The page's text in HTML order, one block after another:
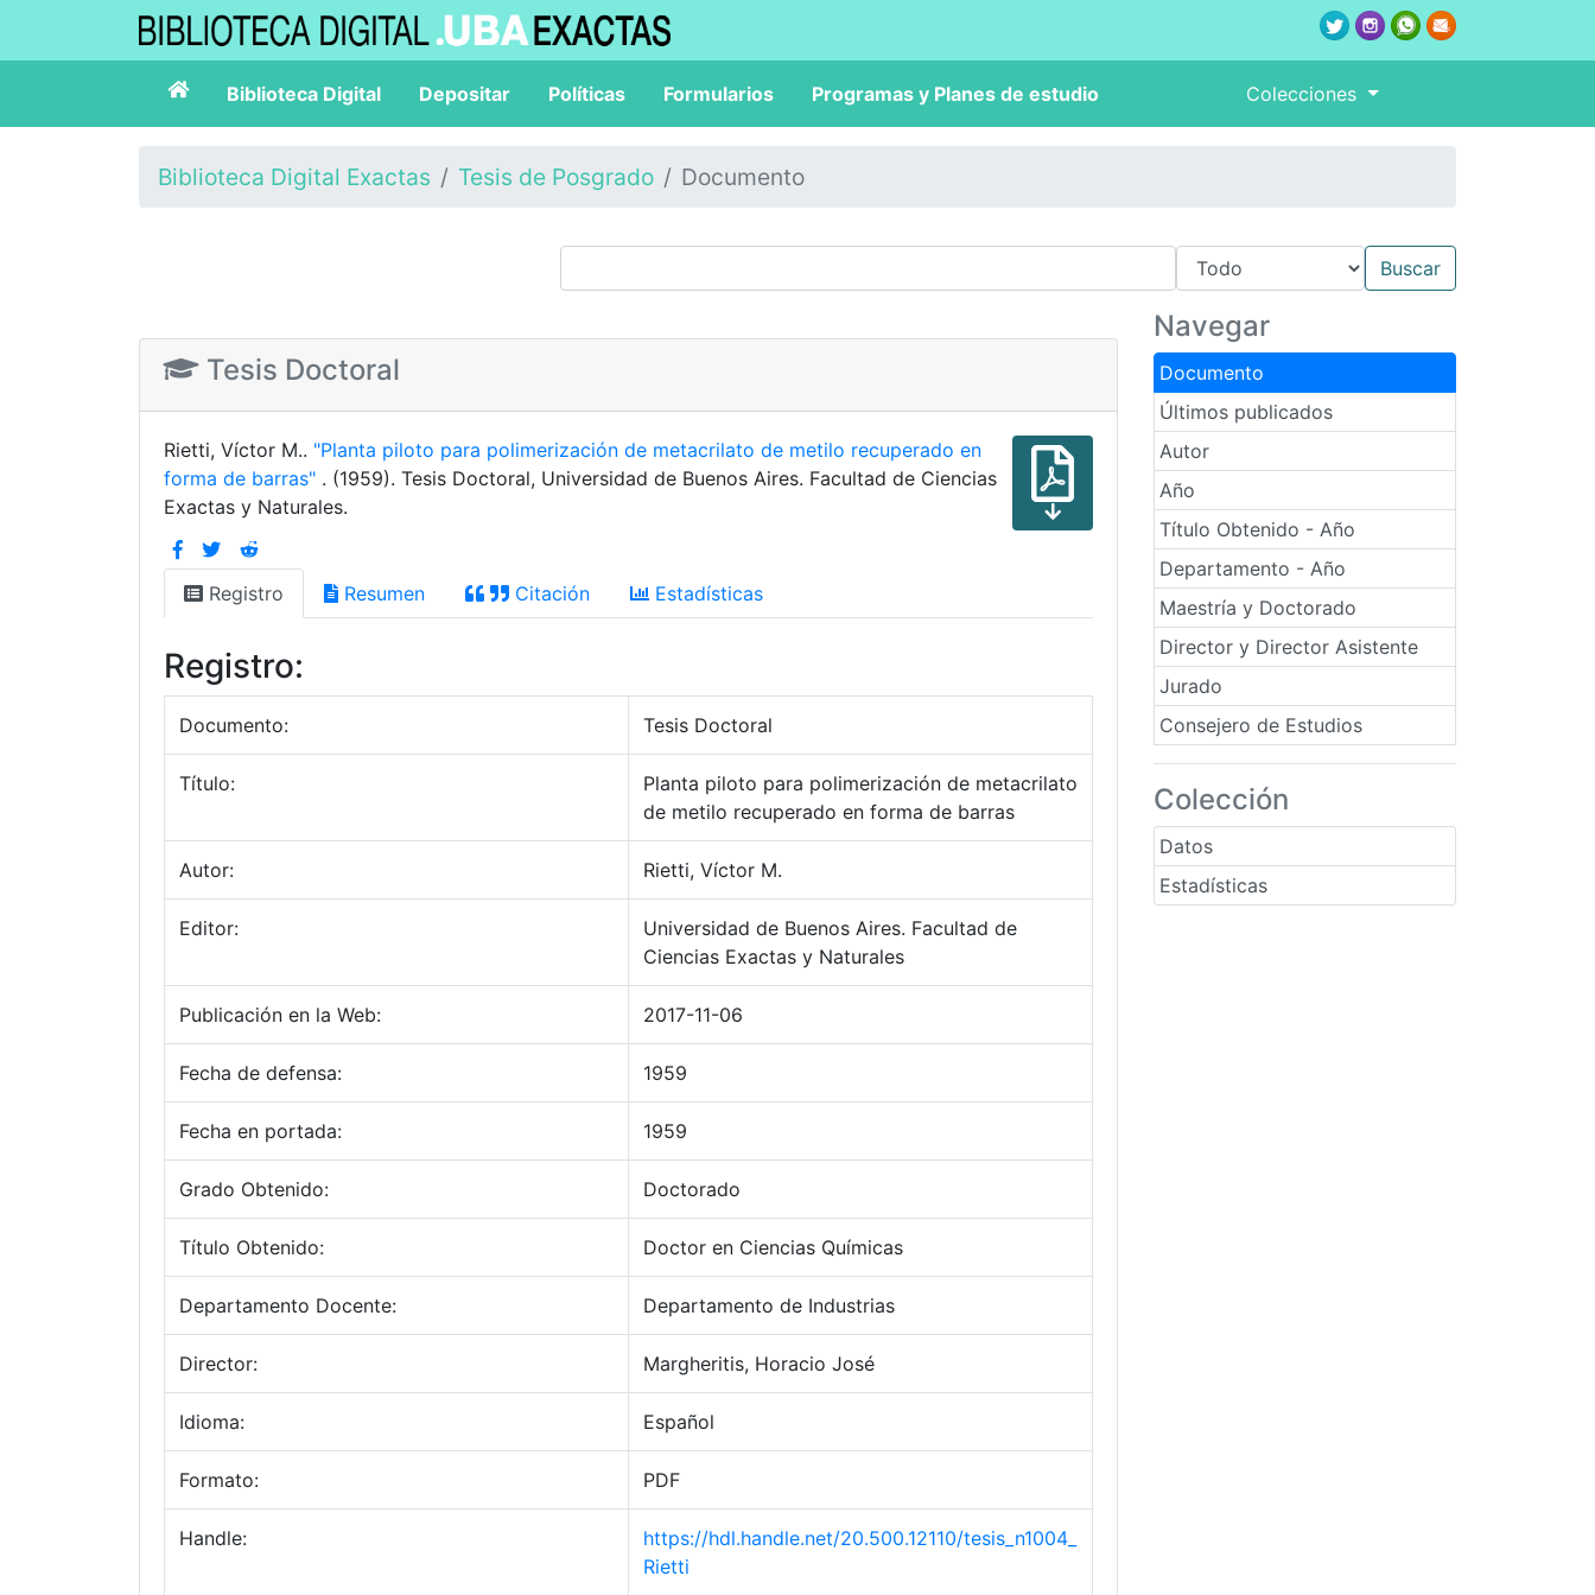
Biblioteca Digital Depositar Políticas Formularios Programas y Planes de estudio Colecciones
Biblioteca Digital Exactas Tesis de Posgrado Documento
Navegar
Documento
Últimos publicados
Autor
Año
Título Obtenido - Año
Departamento - Año
Maestría y Doctorado
Director y Director Asistente
Jurado
Consejero de Estudios
Colección
Datos
Estadísticas
Tesis Doctoral
Rietti, Víctor M.. "Planta piloto para polimerización de metacrilato de metilo recuperado en
forma de barras" . (1959). Tesis Doctoral, Universidad de Buenos Aires. Facultad de Ciencias
Exactas y Naturales.
Registro Resumen Citación Estadísticas
Registro:
Documento: Tesis Doctoral
Título:
Planta piloto para polimerización de metacrilato
de metilo recuperado en forma de barras
Autor: Rietti, Víctor M.
Editor:
Universidad de Buenos Aires. Facultad de
Ciencias Exactas y Naturales
Publicación en la Web: 2017-11-06
Fecha de defensa: 1959
Fecha en portada: 1959
Grado Obtenido: Doctorado
Título Obtenido: Doctor en Ciencias Químicas
Departamento Docente: Departamento de Industrias
Director: Margheritis, Horacio José
Idioma: Español
Formato: PDF
Handle:
https://hdl.handle.net/20.500.12110/tesis_n1004_
Rietti